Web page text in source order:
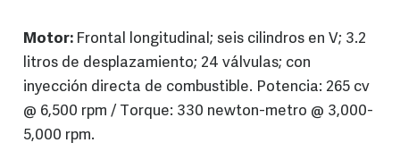
Motor: Frontal longitudinal; seis cilindros en V; 3.2
litros de desplazamiento; 24 válvulas; con
inyección directa de combustible. Potencia: 265 cv
@ 6,500 rpm / Torque: 330 newton-metro @ 3,000-
5,000 rpm.